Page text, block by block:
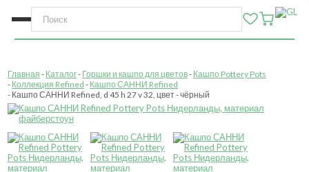
Главная Каталог Горшки и кашпо для цветов Кашпо Pottery Pots
Коллекция Refined
Кашпо САННИ Refined
Кашпо САННИ Refined, d 45 h 27 v 32, цвет - чёрный